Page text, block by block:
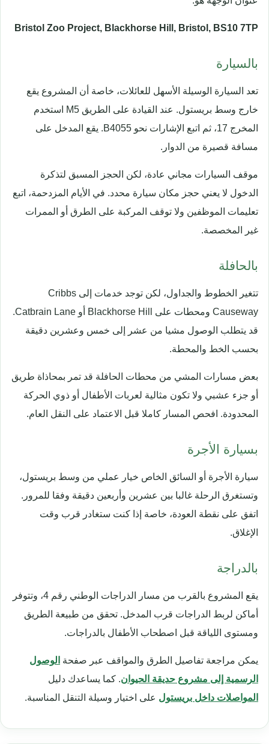
Bristol Zoo Project, Blackhorse Hill, Bristol, BS10 7TP
بالسيارة
تعد السيارة الوسيلة الأسهل للعائلات، خاصة أن المشروع يقع
خارج وسط بريستول. عند القيادة على الطريق M5 استخدم
المخرج 17، ثم اتبع الإشارات نحو B4055. يقع المدخل على
مسافة قصيرة من الدوار.
موقف السيارات مجاني عادة، لكن الحجز المسبق لتذكرة
الدخول لا يعني حجز مكان سيارة محدد. في الأيام المزدحمة، اتبع
تعليمات الموظفين ولا توقف المركبة على الطرق أو الممرات
غير المخصصة.
بالحافلة
تتغير الخطوط والجداول، لكن توجد خدمات إلى Cribbs
Causeway ومحطات على Blackhorse Hill أو Catbrain Lane.
قد يتطلب الوصول مشيا من عشر إلى خمس وعشرين دقيقة
بحسب الخط والمحطة.
بعض مسارات المشي من محطات الحافلة قد تمر بمحاذاة طريق
أو جزء عشبي ولا تكون مثالية لعربات الأطفال أو ذوي الحركة
المحدودة. افحص المسار كاملا قبل الاعتماد على النقل العام.
بسيارة الأجرة
سيارة الأجرة أو السائق الخاص خيار عملي من وسط بريستول،
وتستغرق الرحلة غالبا بين عشرين وأربعين دقيقة وفقا للمرور.
اتفق على نقطة العودة، خاصة إذا كنت ستغادر قرب وقت
الإغلاق.
بالدراجة
يقع المشروع بالقرب من مسار الدراجات الوطني رقم 4، وتتوفر
أماكن لربط الدراجات قرب المدخل. تحقق من طبيعة الطريق
ومستوى اللياقة قبل اصطحاب الأطفال بالدراجات.
يمكن مراجعة تفاصيل الطرق والمواقف عبر صفحة الوصول
الرسمية إلى مشروع حديقة الحيوان. كما يساعدك دليل
المواصلات داخل بريستول على اختيار وسيلة التنقل المناسبة.